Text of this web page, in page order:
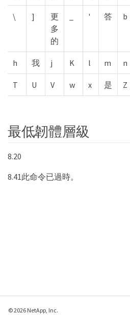
\ ]
更
多
的
' 答 b
h 我 j K l m n
T U V w x 是 Z
最低韌體層級
8.20
8.41此命令已過時。
© 2026 NetApp, Inc.